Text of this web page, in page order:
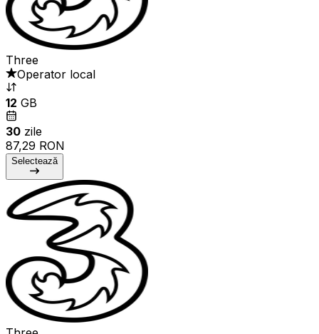
Three
Operator local
12 GB
30 zile
87,29 RON
Selectează